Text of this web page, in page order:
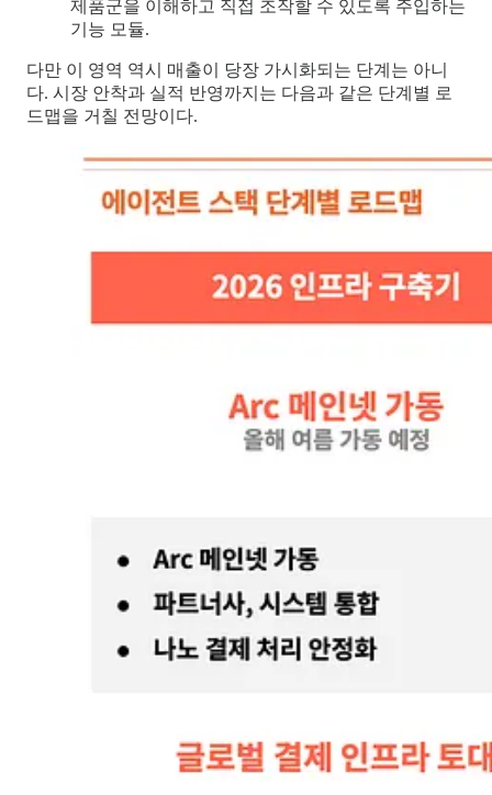
제품군을 이해하고 직접 조작할 수 있도록 주입하는
기능 모듈.
다만 이 영역 역시 매출이 당장 가시화되는 단계는 아니
다. 시장 안착과 실적 반영까지는 다음과 같은 단계별 로
드맵을 거칠 전망이다.